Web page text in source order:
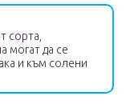
сорта,
могат да се
и към солени